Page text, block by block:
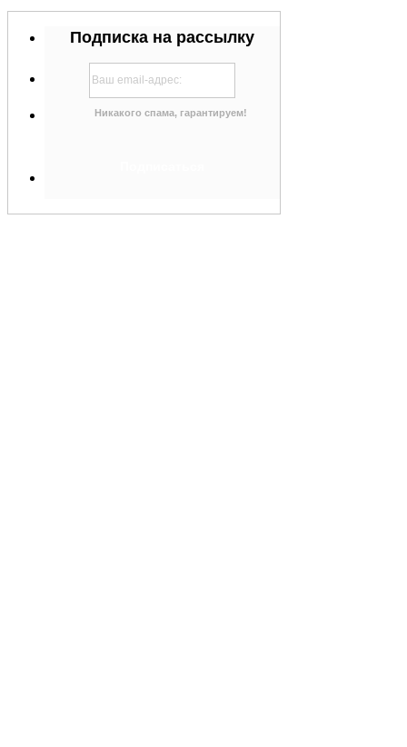
Подписка на рассылку
Никакого спама, гарантируем!